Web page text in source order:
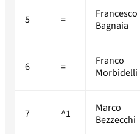
5 =
Francesco
Bagnaia
6 =
Franco
Morbidelli
7 ^1
Marco
Bezzecchi